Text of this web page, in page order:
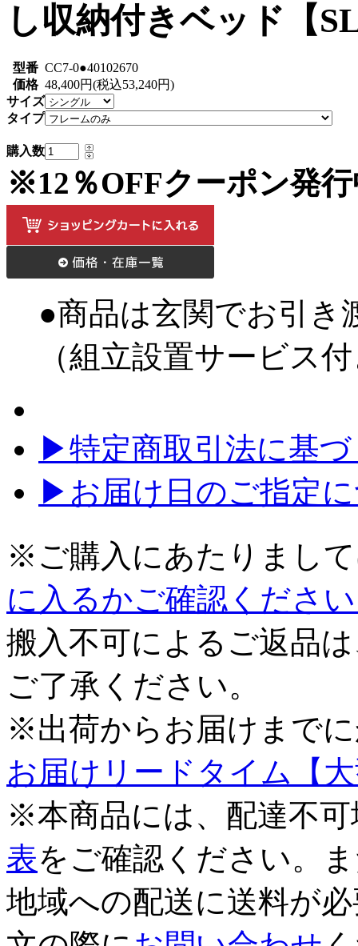
し収納付きベッド【
型番 CC7-0●40102670
価格 48,400円(税込53,240円)
サイズ
タイプ
購入数
※12％OFFクーポン発
●商品は玄関でお引き
（組立設置サービス
▶特定商取引法に基
▶お届け日のご指定
※ご購入にあたりまし
に入るかご確認くださ
搬入不可によるご返品
ご了承ください。
※出荷からお届けまで
お届けリードタイム【
※本商品には、配達不
表をご確認ください。
地域への配送に送料が